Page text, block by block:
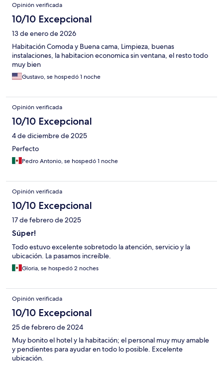
Opinión verificada
10/10 Excepcional
13 de enero de 2026
Habitación Comoda y Buena cama, Limpieza, buenas
instalaciones, la habitacion economica sin ventana, el resto todo
muy bien
Gustavo, se hospedó 1 noche
Opinión verificada
10/10 Excepcional
4 de diciembre de 2025
Perfecto
Pedro Antonio, se hospedó 1 noche
Opinión verificada
10/10 Excepcional
17 de febrero de 2025
Súper!
Todo estuvo excelente sobretodo la atención, servicio y la
ubicación. La pasamos increíble.
Gloria, se hospedó 2 noches
Opinión verificada
10/10 Excepcional
25 de febrero de 2024
Muy bonito el hotel y la habitación; el personal muy muy amable
y pendientes para ayudar en todo lo posible. Excelente
ubicación.